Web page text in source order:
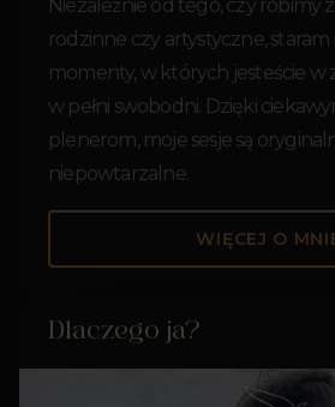
Niezależnie od tego, czy robimy
rodzinne czy artystyczne, staram
momenty, w których jesteście w
w pełni swobodni. Dzięki
plenerom, moje sesje są
niepowtarzalne.
WIĘCEJ O
Dlaczego ja?